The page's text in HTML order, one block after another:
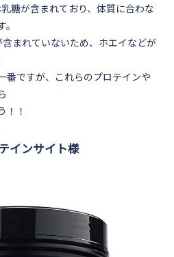
糖が含まれており、体質に合わな
まれていないため、ホエイなどが
番ですが、これらのプロテインや
！！
インサイト様